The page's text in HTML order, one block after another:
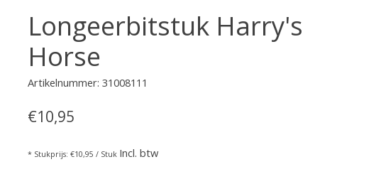
Longeerbitstuk Harry's
Horse
Artikelnummer: 31008111
€10,95
* Stukprijs: €10,95 / Stuk Incl. btw